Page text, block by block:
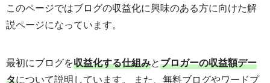
このページではブログの収益化に興味のある方に向けた解
説ページになっています。
最初にブログを収益化する仕組みとブロガーの収益額デー
タについて説明しています。 また、無料ブログやワードプ